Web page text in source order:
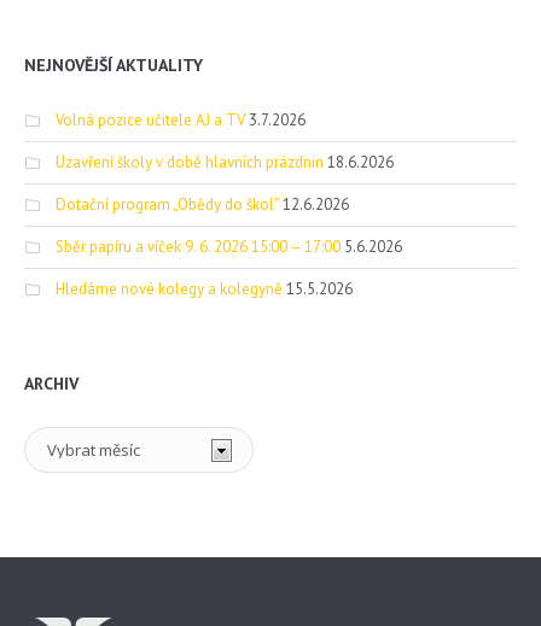
NEJNOVĚJŠÍ AKTUALITY
Volná pozice učitele AJ a TV 3.7.2026
Uzavření školy v době hlavních prázdnin 18.6.2026
Dotační program „Obědy do škol“12.6.2026
Sběr papíru a víček 9. 6. 2026 15:00 – 17:00 5.6.2026
Hledáme nové kolegy a kolegyně 15.5.2026
ARCHIV
Archiv